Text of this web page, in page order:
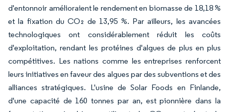
d'entonnoir amélioraient le rendement en biomasse de 18,18 %
et la fixation du CO₂ de 13,95 %. Par ailleurs, les avancées
technologiques ont considérablement réduit les coûts
d'exploitation, rendant les protéines d'algues de plus en plus
compétitives. Les nations comme les entreprises renforcent
leurs initiatives en faveur des algues par des subventions et des
alliances stratégiques. L'usine de Solar Foods en Finlande,
d'une capacité de 160 tonnes par an, est pionnière dans la